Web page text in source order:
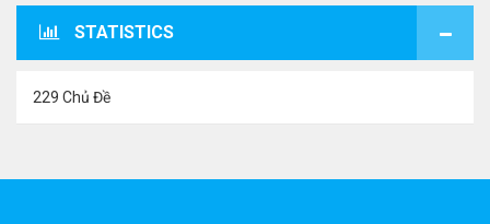
STATISTICS
229 Chủ Đề